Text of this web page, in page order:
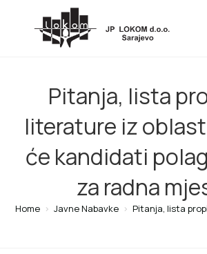
Pitanja, lista
literature iz
će kandidati
za radna
Home > Javne Nabavke > Pitanja, lista